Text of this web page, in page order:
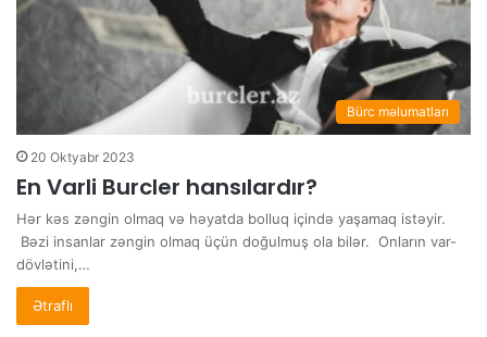
Bürc məlumatları
20 Oktyabr 2023
En Varli Burcler hansılardır?
Hər kəs zəngin olmaq və həyatda bolluq içində yaşamaq istəyir.
Bəzi insanlar zəngin olmaq üçün doğulmuş ola bilər. Onların var-
dövlətini,…
Ətraflı